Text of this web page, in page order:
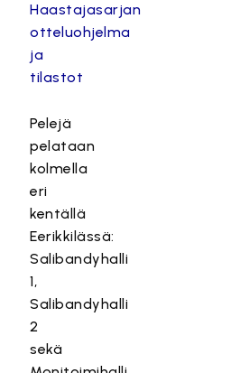
Haastajasarjan
otteluohjelma
ja
tilastot
Pelejä
pelataan
kolmella
eri
kentällä
Eerikkilässä:
Salibandyhalli
1,
Salibandyhalli
2
sekä